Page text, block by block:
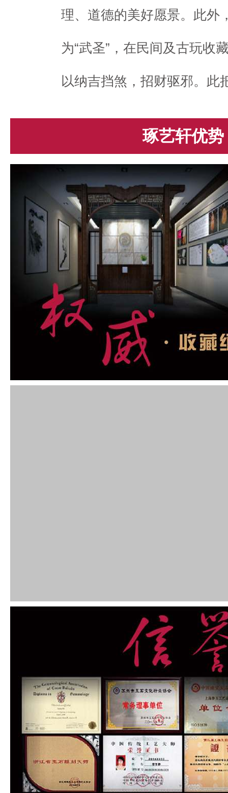
理、道德的美好愿景。此外
为“武圣”，在民间及古玩收
以纳吉挡煞，招财驱邪。此
琢艺轩优势